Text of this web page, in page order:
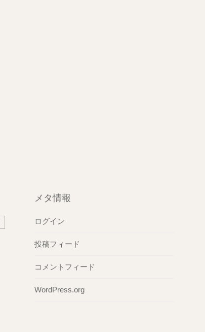
メタ情報
ログイン
投稿フィード
コメントフィード
WordPress.org